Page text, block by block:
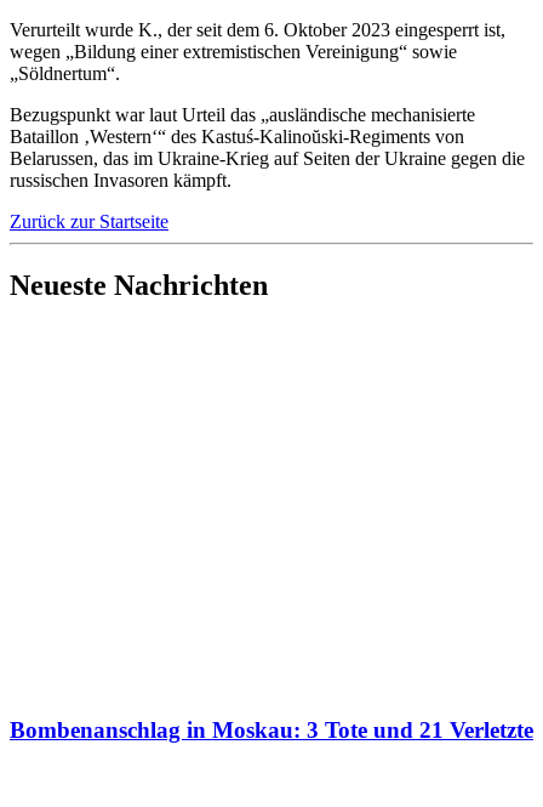
Verurteilt wurde K., der seit dem 6. Oktober 2023 eingesperrt ist,
wegen „Bildung einer extremistischen Vereinigung“ sowie
„Söldnertum“.
Bezugspunkt war laut Urteil das „ausländische mechanisierte
Bataillon ‚Western‘“ des Kastuś-Kalinoŭski-Regiments von
Belarussen, das im Ukraine-Krieg auf Seiten der Ukraine gegen die
russischen Invasoren kämpft.
Zurück zur Startseite
Neueste Nachrichten
Bombenanschlag in Moskau: 3 Tote und 21 Verletzte